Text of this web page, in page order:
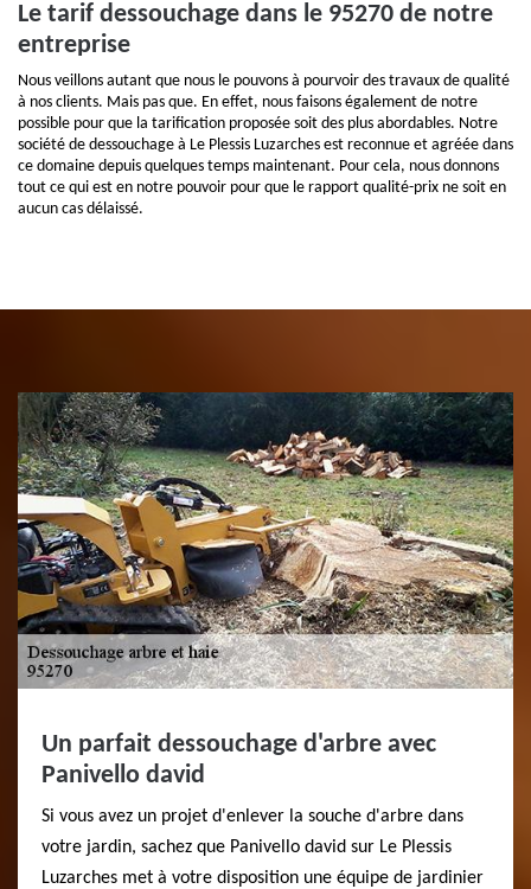
Le tarif dessouchage dans le 95270 de notre
entreprise
Nous veillons autant que nous le pouvons à pourvoir des travaux de qualité
à nos clients. Mais pas que. En effet, nous faisons également de notre
possible pour que la tarification proposée soit des plus abordables. Notre
société de dessouchage à Le Plessis Luzarches est reconnue et agréée dans
ce domaine depuis quelques temps maintenant. Pour cela, nous donnons
tout ce qui est en notre pouvoir pour que le rapport qualité-prix ne soit en
aucun cas délaissé.
Un parfait dessouchage d'arbre avec
Panivello david
Si vous avez un projet d'enlever la souche d'arbre dans
votre jardin, sachez que Panivello david sur Le Plessis
Luzarches met à votre disposition une équipe de jardinier